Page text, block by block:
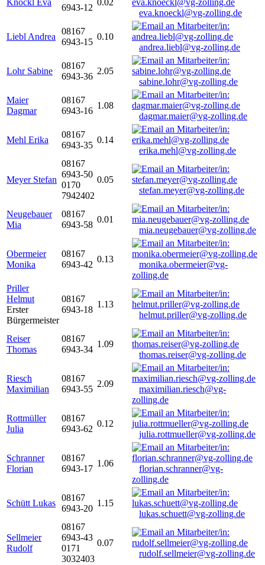
Knöckl Eva
6943-12
0.02
eva.knoeckl@vg-zolling.de
Liebl Andrea
08167
6943-15
0.10
andrea.liebl@vg-zolling.de
Lohr Sabine
08167
6943-36
2.05
sabine.lohr@vg-zolling.de
Maier
Dagmar
08167
6943-16
1.08
dagmar.maier@vg-zolling.de
Mehl Erika
08167
6943-35
0.14
erika.mehl@vg-zolling.de
Meyer Stefan
08167
6943-50
0170
7942402
0.05
stefan.meyer@vg-zolling.de
Neugebauer
Mia
08167
6943-58
0.01
mia.neugebauer@vg-zolling.de
Obermeier
Monika
08167
6943-42
0.13
monika.obermeier@vg-
zolling.de
Priller
Helmut
Erster
Bürgermeister
08167
6943-18
1.13
helmut.priller@vg-zolling.de
Reiser
Thomas
08167
6943-34
1.09
thomas.reiser@vg-zolling.de
Riesch
Maximilian
08167
6943-55
2.09
maximilian.riesch@vg-
zolling.de
Rottmüller
Julia
08167
6943-62
0.12
julia.rottmueller@vg-zolling.de
Schranner
Florian
08167
6943-17
1.06
florian.schranner@vg-
zolling.de
Schütt Lukas
08167
6943-20
1.15
lukas.schuett@vg-zolling.de
Sellmeier
Rudolf
08167
6943-43
0171
3032403
0.07
rudolf.sellmeier@vg-zolling.de